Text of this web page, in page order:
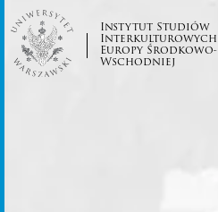
Instytut Studiów
Interkulturowych
Europy Środkowo-
Wschodniej